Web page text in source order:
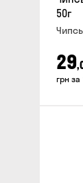
50г
29
грн